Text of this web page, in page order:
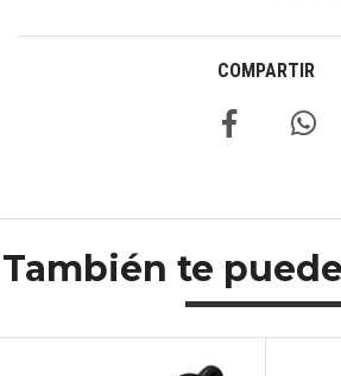
COMPARTIR
También te